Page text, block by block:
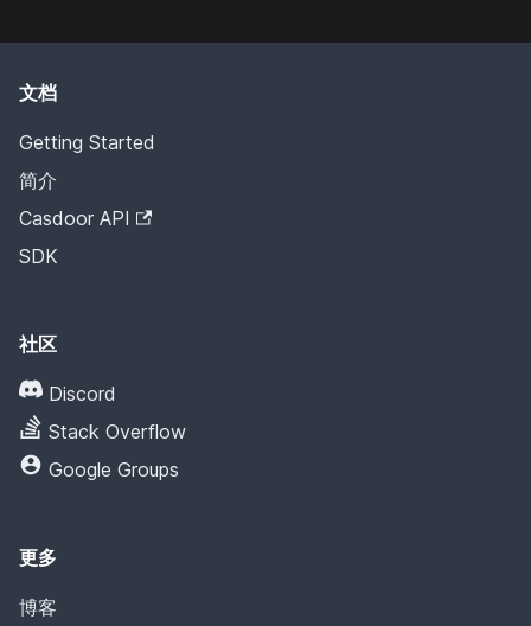
文档
Getting Started
简介
Casdoor API
SDK
社区
Discord
Stack Overflow
Google Groups
更多
博客